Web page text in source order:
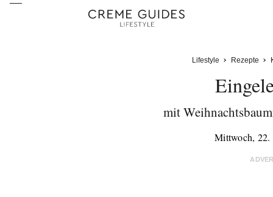
Lifestyle Rezepte
mit
Mittwoch, 22.